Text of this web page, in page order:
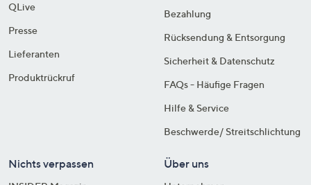
QLive
Presse
Lieferanten
Produktrückruf
Bezahlung
Rücksendung & Entsorgung
Sicherheit & Datenschutz
FAQs - Häufige Fragen
Hilfe & Service
Beschwerde/ Streitschlichtung
Nichts verpassen Über uns